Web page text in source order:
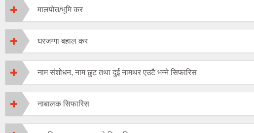
मालपोत/भूमि कर
घरजग्गा बहाल कर
नाम संशोधन, नाम छुट तथा दुई नामथर एउटै भन्ने सिफारिस
नाबालक सिफारिस